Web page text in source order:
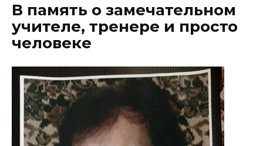
В память о замечательном
учителе, тренере и просто
человеке